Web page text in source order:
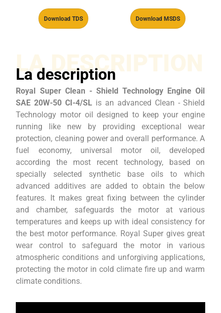
Download TDS Download MSDS
LA DESCRIPTION
La description
Royal Super Clean - Shield Technology Engine Oil
SAE 20W-50 CI-4/SL is an advanced Clean - Shield
Technology motor oil designed to keep your engine
running like new by providing exceptional wear
protection, cleaning power and overall performance. A
fuel economy, universal motor oil, developed
according the most recent technology, based on
specially selected synthetic base oils to which
advanced additives are added to obtain the below
features. It makes great fixing between the cylinder
and chamber, safeguards the motor at various
temperatures and keeps up with ideal consistency for
the best motor performance. Royal Super gives great
wear control to safeguard the motor in various
atmospheric conditions and unforgiving applications,
protecting the motor in cold climate fire up and warm
climate conditions.